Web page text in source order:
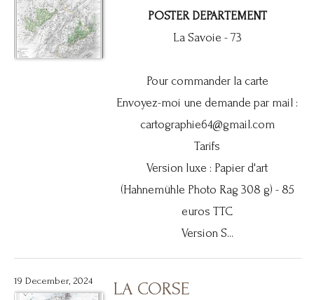
POSTER DEPARTEMENT
La Savoie - 73
Pour commander la carte
Envoyez-moi une demande par mail :
cartographie64@gmail.com
Tarifs
Version luxe : Papier d'art
(Hahnemühle Photo Rag 308 g) - 85
euros TTC
Version S...
19 December, 2024 LA CORSE